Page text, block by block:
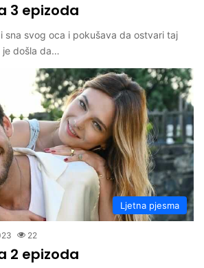
3 epizoda
sna svog oca i pokušava da ostvari taj
je došla da…
Ljetna pjesma
22
2 epizoda